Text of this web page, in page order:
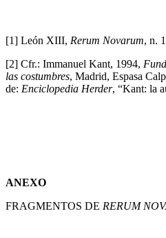
[1] León XIII, Rerum Novarum, n.
[2] Cfr.: Immanuel Kant, 1994,
las costumbres, Madrid, Espasa
de: Enciclopedia Herder, “Kant: la
ANEXO
FRAGMENTOS DE RERUM